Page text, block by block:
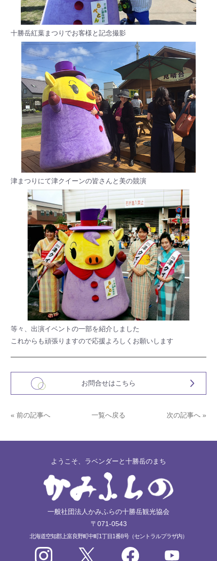
十勝岳紅葉まつりでお客様と記念撮影
津まつりにて津クイーンの皆さんと美の競演
等々、出演イベントの一部を紹介しました
これからも頑張りますので応援よろしくお願いします
お問合せはこちら
« 前の記事へ 一覧へ戻る 次の記事へ »
ようこそ、ラベンダーと十勝岳のまち
一般社団法人かみふらの十勝岳観光協会
〒071-0543
北海道空知郡上富良野町中町1丁目1番8号（セントラルプラザ内）